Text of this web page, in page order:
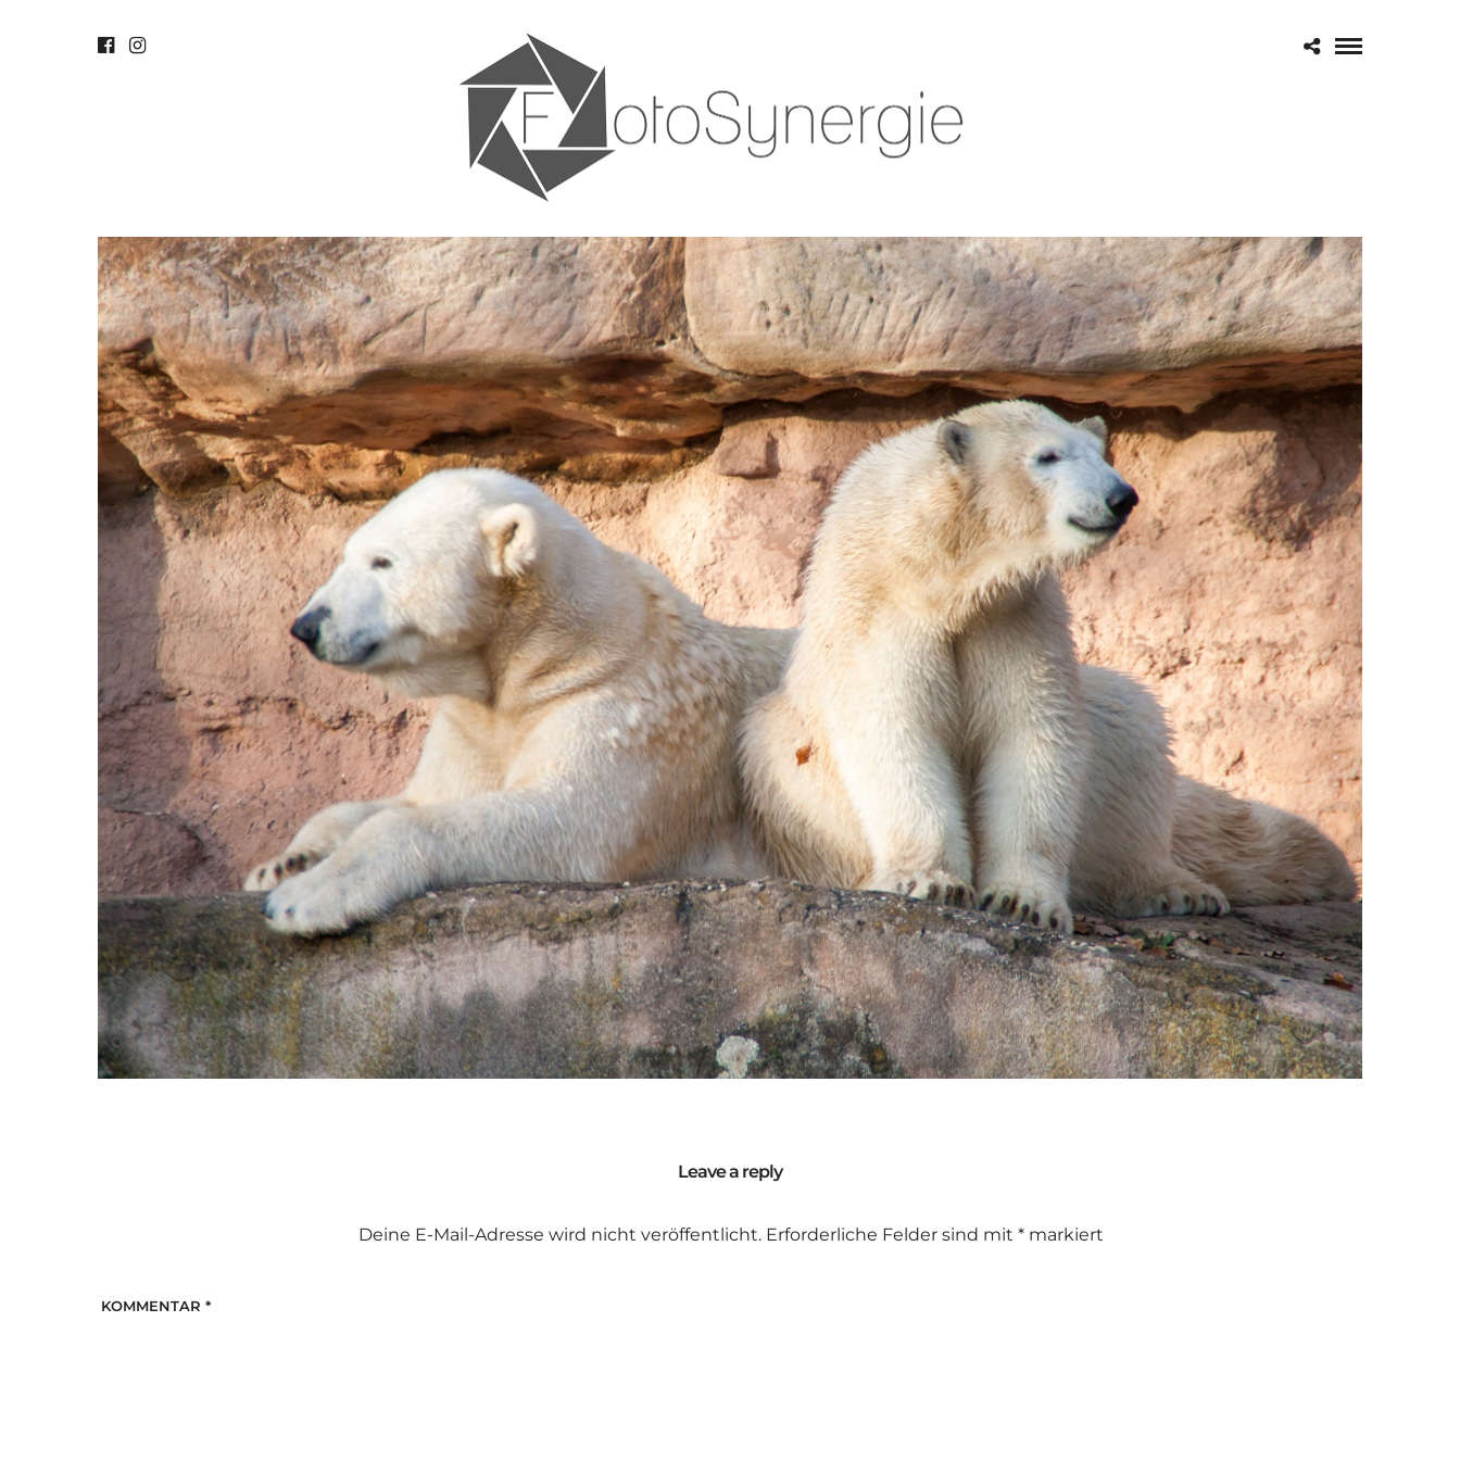
Leave a reply
Deine E-Mail-Adresse wird nicht veröffentlicht. Erforderliche Felder sind mit* markiert
KOMMENTAR *